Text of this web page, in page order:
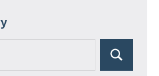
Поиск